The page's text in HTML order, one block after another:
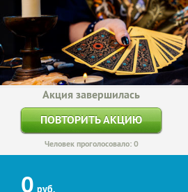
Акция завершилась
ПОВТОРИТЬ АКЦИЮ
Человек проголосовало: 0
0 руб.